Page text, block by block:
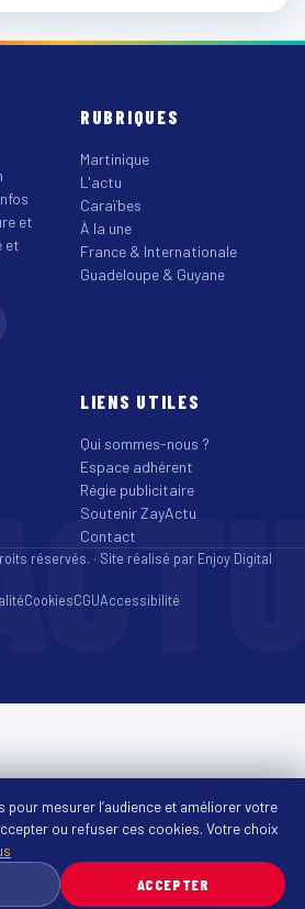
et
et
RUBRIQUES
Martinique
L'actu
Caraïbes
À la une
France & Internationale
Guadeloupe & Guyane
LIENS UTILES
Qui sommes-nous ?
Espace adhérent
Régie publicitaire
Soutenir ZayActu
Contact
réservés. · Site réalisé par Enjoy Digital
CookiesCGUAccessibilité
pour mesurer l’audience et améliorer votre
ou refuser ces cookies. Votre choix
ACCEPTER